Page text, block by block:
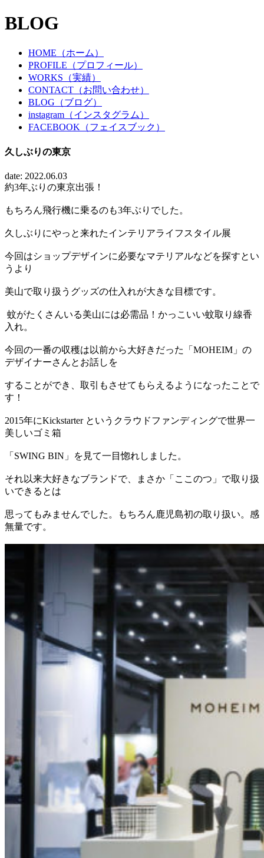
BLOG
HOME（ホーム）
PROFILE（プロフィール）
WORKS（実績）
CONTACT（お問い合わせ）
BLOG（ブログ）
instagram（インスタグラム）
FACEBOOK（フェイスブック）
久しぶりの東京
date: 2022.06.03
約3年ぶりの東京出張！
もちろん飛行機に乗るのも3年ぶりでした。
久しぶりにやっと来れたインテリアライフスタイル展
今回はショップデザインに必要なマテリアルなどを探すとい
うより
美山で取り扱うグッズの仕入れが大きな目標です。
蚊がたくさんいる美山には必需品！かっこいい蚊取り線香
入れ。
今回の一番の収穫は以前から大好きだった「MOHEIM」の
デザイナーさんとお話しを
することができ、取引もさせてもらえるようになったことで
す！
2015年にKickstarter というクラウドファンディングで世界一
美しいゴミ箱
「SWING BIN」を見て一目惚れしました。
それ以来大好きなブランドで、まさか「ここのつ」で取り扱
いできるとは
思ってもみませんでした。もちろん鹿児島初の取り扱い。感
無量です。